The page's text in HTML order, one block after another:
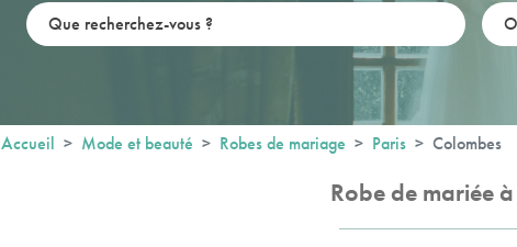
Accueil Mode et beauté Robes de mariage Paris Colombes
Robe de mariée